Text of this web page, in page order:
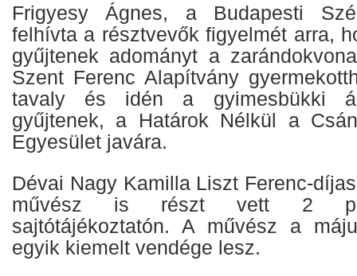
Frigyesy Ágnes, a Budapesti
felhívta a résztvevők figyelmét arra,
gyűjtenek adományt a
Szent Ferenc Alapítvány
tavaly és idén a gyimesbükki
gyűjtenek, a Határok Nélkül a
Egyesület javára.
Dévai Nagy Kamilla Liszt Ferenc-
művész is részt vett 2
sajtótájékoztatón. A művész a
egyik kiemelt vendége lesz.